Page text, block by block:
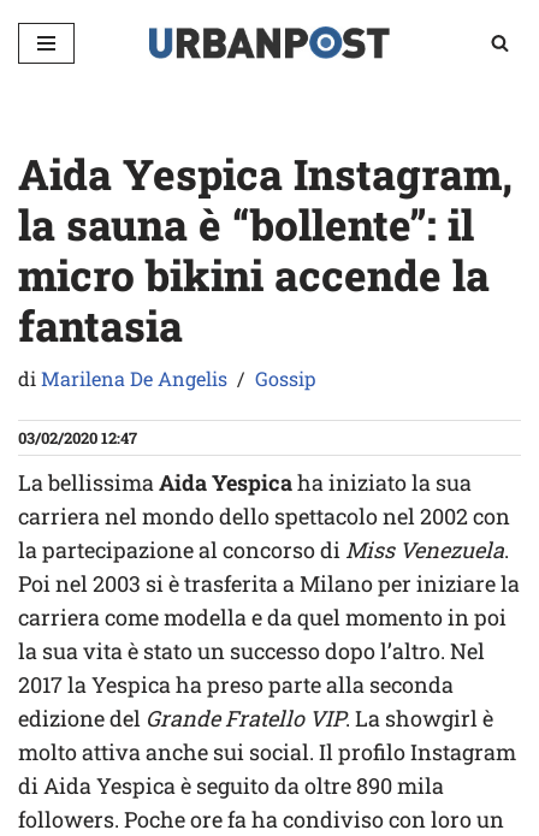
Vai
Aida Yespica Instagram,
la sauna è “bollente”: il
micro bikini accende la
fantasia
diMarilena De Angelis Gossip
03/02/2020 12:47
La bellissimaAida Yespicaha iniziato la sua
carriera nel mondo dello spettacolo nel 2002 con
la partecipazione al concorso di Miss Venezuela.
Poi nel 2003 si è trasferita a Milano per iniziare la
carriera come modella e da quel momento in poi
la sua vita è stato un successo dopo l’altro. Nel
2017 la Yespica ha preso parte alla seconda
edizione del Grande Fratello VIP. La showgirl è
molto attiva anche sui social. Il profilo Instagram
di Aida Yespica è seguito da oltre 890 mila
followers. Poche ore fa ha condiviso con loro un